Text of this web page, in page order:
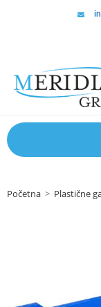
Početna > Plastične